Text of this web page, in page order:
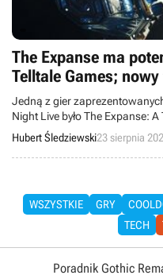
The Expanse ma
Telltale Games;
Jedną z gier
Night Live było The Expanse:
materiał z gry i poznaliśmy jej
Hubert Śledziewski23 sierpnia
WSZYSTKIE GRY
TECH
Poradnik Gothic